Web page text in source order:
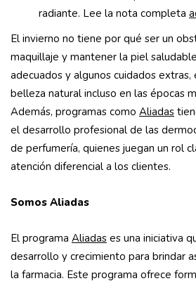
radiante. Lee la nota completa
El invierno no tiene por qué ser un
maquillaje y mantener la piel
adecuados y algunos cuidados
belleza natural incluso en las épocas
Además, programas como Aliadas
el desarrollo profesional de las
de perfumería, quienes juegan un rol
atención diferencial a los clientes.
Somos Aliadas
El programa Aliadas es una iniciativa
desarrollo y crecimiento para brindar
la farmacia. Este programa ofrece